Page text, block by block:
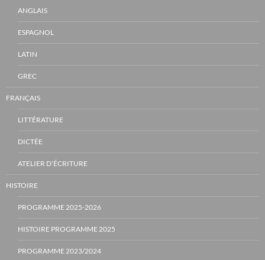
ANGLAIS
ESPAGNOL
LATIN
GREC
FRANÇAIS
LITTÉRATURE
DICTÉE
ATELIER D’ÉCRITURE
HISTOIRE
PROGRAMME 2025-2026
HISTOIRE PROGRAMME 2025
PROGRAMME 2023/2024